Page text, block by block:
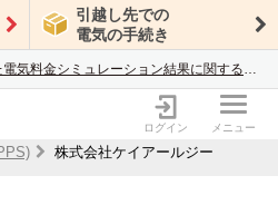
引越し先での
電気の手続き
中東情勢を受けた電気料金シミュレーション結果に関するご案内
比較サイト エネチェンジ
ログイン メニュー
株式会社ケイアールジー